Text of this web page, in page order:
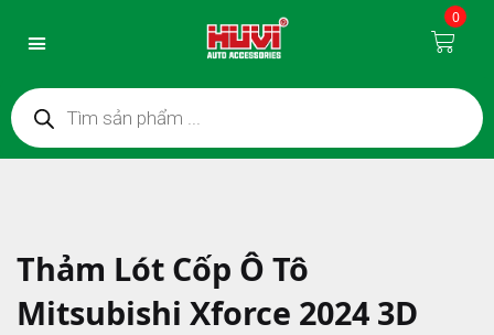
0
Thảm Lót Cốp Ô Tô
Mitsubishi Xforce 2024 3D